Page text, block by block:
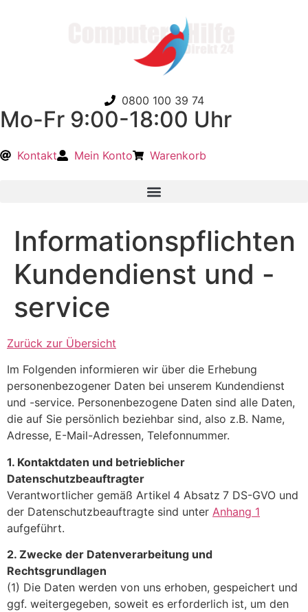
0800 100 39 74
Mo-Fr 9:00-18:00 Uhr
Kontakt Mein Konto Warenkorb
Informationspflichten
Kundendienst und -
service
Zurück zur Übersicht
Im Folgenden informieren wir über die Erhebung
personenbezogener Daten bei unserem Kundendienst
und -service. Personenbezogene Daten sind alle Daten,
die auf Sie persönlich beziehbar sind, also z.B. Name,
Adresse, E-Mail-Adressen, Telefonnummer.
1. Kontaktdaten und betrieblicher
Datenschutzbeauftragter
Verantwortlicher gemäß Artikel 4 Absatz 7 DS-GVO und
der Datenschutzbeauftragte sind unter Anhang 1
aufgeführt.
2. Zwecke der Datenverarbeitung und
Rechtsgrundlagen
(1) Die Daten werden von uns erhoben, gespeichert und
ggf. weitergegeben, soweit es erforderlich ist, um den